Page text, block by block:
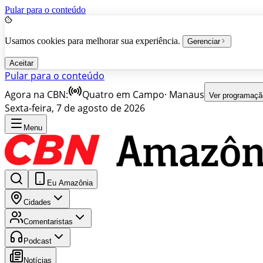
Pular para o conteúdo
Usamos cookies para melhorar sua experiência. Gerenciar
Aceitar
Pular para o conteúdo
Agora na CBN:
Quatro em Campo· Manaus Ver
Sexta-feira, 7 de agosto de 2026
Menu
Eu Amazônia
Cidades
Comentaristas
Podcast
Notícias